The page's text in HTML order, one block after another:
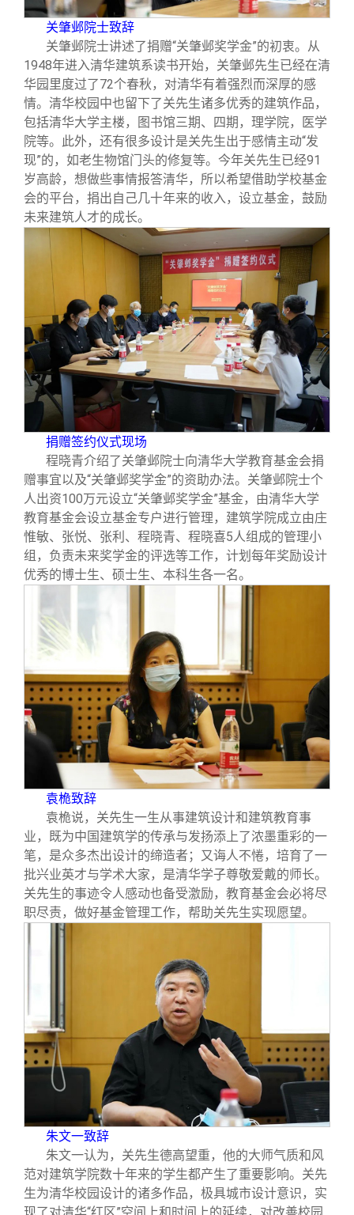
关肇邺院士致辞
关肇邺院士讲述了捐赠“关肇邺奖学金”的初衷。从
1948年进入清华建筑系读书开始，关肇邺先生已经在清
华园里度过了72个春秋，对清华有着强烈而深厚的感
情。清华校园中也留下了关先生诸多优秀的建筑作品，
包括清华大学主楼，图书馆三期、四期，理学院，医学
院等。此外，还有很多设计是关先生出于感情主动“发
现”的，如老生物馆门头的修复等。今年关先生已经91
岁高龄，想做些事情报答清华，所以希望借助学校基金
会的平台，捐出自己几十年来的收入，设立基金，鼓励
未来建筑人才的成长。
捐赠签约仪式现场
程晓青介绍了关肇邺院士向清华大学教育基金会捐
赠事宜以及“关肇邺奖学金”的资助办法。关肇邺院士个
人出资100万元设立“关肇邺奖学金”基金，由清华大学
教育基金会设立基金专户进行管理，建筑学院成立由庄
惟敏、张悦、张利、程晓青、程晓喜5人组成的管理小
组，负责未来奖学金的评选等工作，计划每年奖励设计
优秀的博士生、硕士生、本科生各一名。
袁桅致辞
袁桅说，关先生一生从事建筑设计和建筑教育事
业，既为中国建筑学的传承与发扬添上了浓墨重彩的一
笔，是众多杰出设计的缔造者；又诲人不惓，培育了一
批兴业英才与学术大家，是清华学子尊敬爱戴的师长。
关先生的事迹令人感动也备受激励，教育基金会必将尽
职尽责，做好基金管理工作，帮助关先生实现愿望。
朱文一致辞
朱文一认为，关先生德高望重，他的大师气质和风
范对建筑学院数十年来的学生都产生了重要影响。关先
生为清华校园设计的诸多作品，极具城市设计意识，实